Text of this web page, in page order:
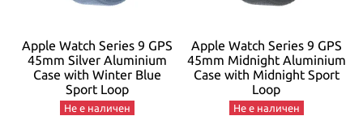
Apple Watch Series 9 GPS
45mm Silver Aluminium
Case with Winter Blue
Sport Loop
Не е наличен
Apple Watch Series 9 GPS
45mm Midnight Aluminium
Case with Midnight Sport
Loop
Не е наличен